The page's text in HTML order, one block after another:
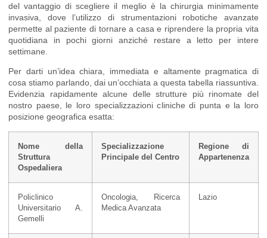
del vantaggio di scegliere il meglio è la chirurgia minimamente
invasiva, dove l’utilizzo di strumentazioni robotiche avanzate
permette al paziente di tornare a casa e riprendere la propria vita
quotidiana in pochi giorni anziché restare a letto per intere
settimane.
Per darti un’idea chiara, immediata e altamente pragmatica di
cosa stiamo parlando, dai un’occhiata a questa tabella riassuntiva.
Evidenzia rapidamente alcune delle strutture più rinomate del
nostro paese, le loro specializzazioni cliniche di punta e la loro
posizione geografica esatta:
Nome della
Struttura
Ospedaliera
Specializzazione
Principale del Centro
Regione di
Appartenenza
Policlinico
Universitario A.
Gemelli
Oncologia, Ricerca
Medica Avanzata
Lazio